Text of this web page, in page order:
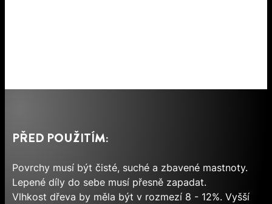
PŘED POUŽITÍM:
Povrchy musí být čisté, suché a zbavené mastnoty.
Lepené díly do sebe musí přesně zapadat.
Vlhkost dřeva by měla být v rozmezí 8 - 12%. Vyšší